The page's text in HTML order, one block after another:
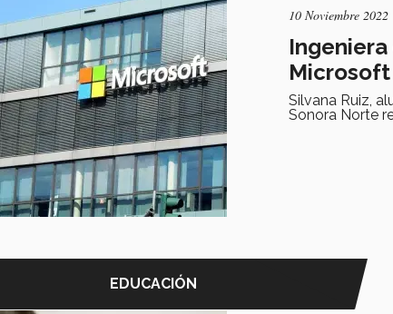
10 Noviembre 2022
Microsoft
Silvana Ruiz,
Sonora Norte
EDUCACIÓN